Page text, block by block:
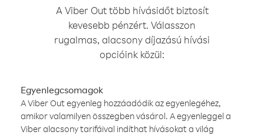
A Viber Out több hívásidőt biztosít
kevesebb pénzért. Válasszon
rugalmas, alacsony díjazású hívási
opcióink közül:
Egyenlegcsomagok
A Viber Out egyenleg hozzáadódik az egyenlegéhez,
amikor valamilyen összegben vásárol. A egyenleggel a
Viber alacsony tarifáival indíthat hívásokat a világ